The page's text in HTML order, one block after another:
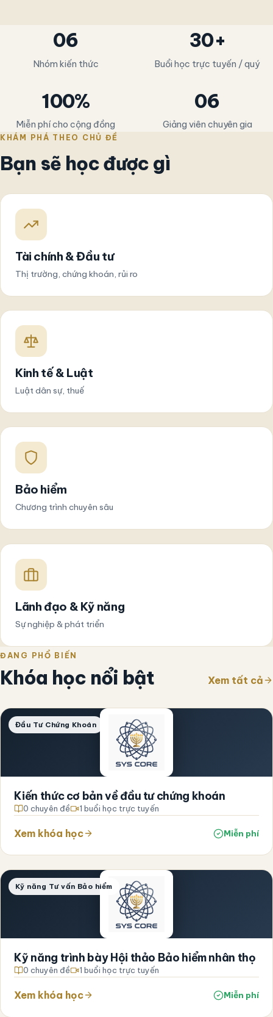
06
Nhóm kiến thức
30+
Buổi học trực tuyến / quý
100%
Miễn phí cho cộng đồng
06
Giảng viên chuyên gia
KHÁM PHÁ THEO CHỦ ĐỀ
Bạn sẽ học được gì
Tài chính & Đầu tư
Thị trường, chứng khoán, rủi ro
Kinh tế & Luật
Luật dân sự, thuế
Bảo hiểm
Chương trình chuyên sâu
Lãnh đạo & Kỹ năng
Sự nghiệp & phát triển
ĐANG PHỔ BIẾN
Khóa học nổi bật Xem tất cả
Đầu Tư Chứng Khoán
Kiến thức cơ bản về đầu tư chứng khoán
0 chuyên đề 1 buổi học trực tuyến
Xem khóa học Miễn phí
Kỹ năng Tư vấn Bảo hiểm
Kỹ năng trình bày Hội thảo Bảo hiểm nhân thọ
0 chuyên đề 1 buổi học trực tuyến
Xem khóa học Miễn phí